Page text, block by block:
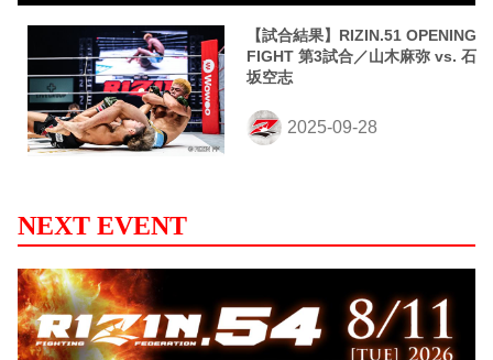
【試合結果】RIZIN.51 OPENING
FIGHT 第3試合／山木麻弥 vs. 石
坂空志
NEXT EVENT